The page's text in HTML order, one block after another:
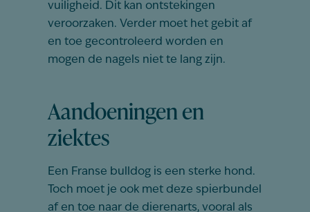
vuiligheid. Dit kan ontstekingen
veroorzaken. Verder moet het gebit af
en toe gecontroleerd worden en
mogen de nagels niet te lang zijn.
Aandoeningen en
ziektes
Een Franse bulldog is een sterke hond.
Toch moet je ook met deze spierbundel
af en toe naar de dierenarts, vooral als